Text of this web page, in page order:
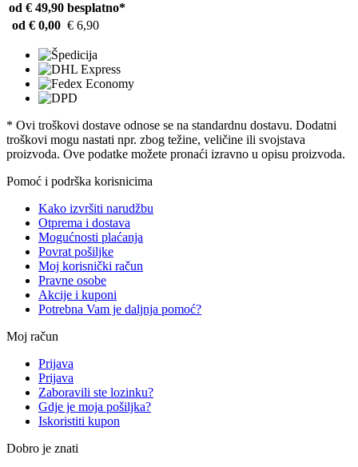
od € 49,90 besplatno*
od € 0,00 € 6,90
* Ovi troškovi dostave odnose se na standardnu ​​dostavu. Dodatni
troškovi mogu nastati npr. zbog težine, veličine ili svojstava
proizvoda. Ove podatke možete pronaći izravno u opisu proizvoda.
Pomoć i podrška korisnicima
Kako izvršiti narudžbu
Otprema i dostava
Mogućnosti plaćanja
Povrat pošiljke
Moj korisnički račun
Pravne osobe
Akcije i kuponi
Potrebna Vam je daljnja pomoć?
Moj račun
Prijava
Prijava
Zaboravili ste lozinku?
Gdje je moja pošiljka?
Iskoristiti kupon
Dobro je znati